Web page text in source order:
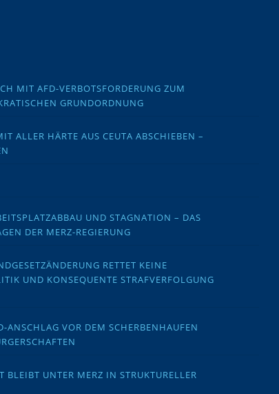
MIT AFD-VERBOTSFORDERUNG ZUM
GRUNDORDNUNG
ALLER HÄRTE AUS CEUTA ABSCHIEBEN –
UND STAGNATION – DAS
DER MERZ-REGIERUNG
RETTET KEINE
UND KONSEQUENTE STRAFVERFOLGUNG
ANSCHLAG VOR DEM SCHERBENHAUFEN
BLEIBT UNTER MERZ IN STRUKTURELLER